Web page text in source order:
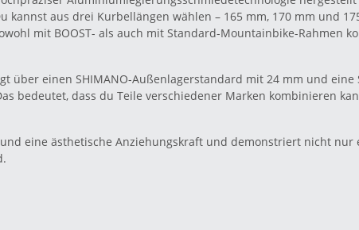
aus drei Kurbellängen wählen – 165 mm, 170 mm und
mit BOOST- als auch mit Standard-Mountainbike-Rahmen
einen SHIMANO-Außenlagerstandard mit 24 mm und eine
bedeutet, dass du Teile verschiedener Marken kombinieren
eine ästhetische Anziehungskraft und demonstriert nicht nur